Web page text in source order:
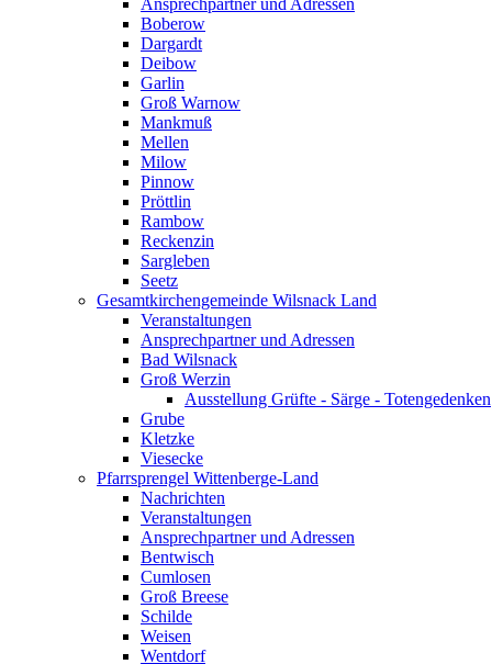
Ansprechpartner und Adressen
Boberow
Dargardt
Deibow
Garlin
Groß Warnow
Mankmuß
Mellen
Milow
Pinnow
Pröttlin
Rambow
Reckenzin
Sargleben
Seetz
Gesamtkirchengemeinde Wilsnack Land
Veranstaltungen
Ansprechpartner und Adressen
Bad Wilsnack
Groß Werzin
Ausstellung Grüfte - Särge - Totengedenken
Grube
Kletzke
Viesecke
Pfarrsprengel Wittenberge-Land
Nachrichten
Veranstaltungen
Ansprechpartner und Adressen
Bentwisch
Cumlosen
Groß Breese
Schilde
Weisen
Wentdorf